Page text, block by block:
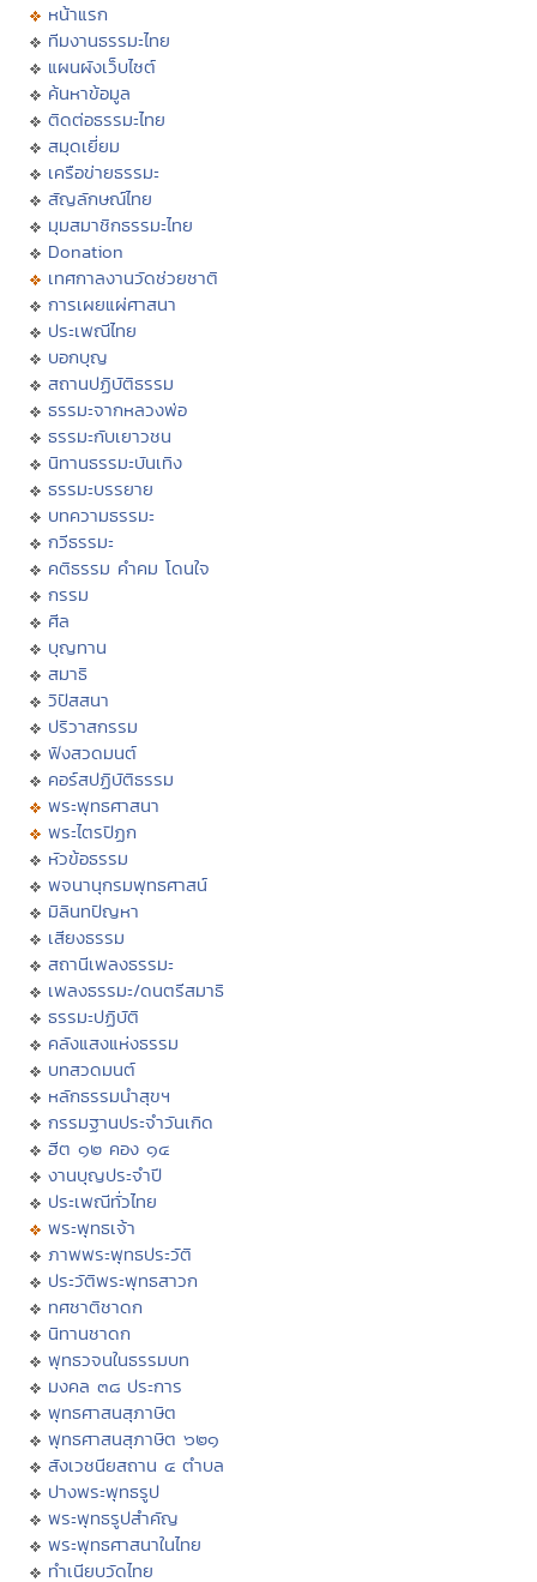
หน้าแรก
ทีมงานธรรมะไทย
แผนผังเว็บไซต์
ค้นหาข้อมูล
ติดต่อธรรมะไทย
สมุดเยี่ยม
เครือข่ายธรรมะ
สัญลักษณ์ไทย
มุมสมาชิกธรรมะไทย
Donation
เทศกาลงานวัดช่วยชาติ
การเผยแผ่ศาสนา
ประเพณีไทย
บอกบุญ
สถานปฏิบัติธรรม
ธรรมะจากหลวงพ่อ
ธรรมะกับเยาวชน
นิทานธรรมะบันเทิง
ธรรมะบรรยาย
บทความธรรมะ
กวีธรรมะ
คติธรรม คำคม โดนใจ
กรรม
ศีล
บุญทาน
สมาธิ
วิปัสสนา
ปริวาสกรรม
ฟังสวดมนต์
คอร์สปฏิบัติธรรม
พระพุทธศาสนา
พระไตรปิฏก
หัวข้อธรรม
พจนานุกรมพุทธศาสน์
มิลินทปัญหา
เสียงธรรม
สถานีเพลงธรรมะ
เพลงธรรมะ/ดนตรีสมาธิ
ธรรมะปฏิบัติ
คลังแสงแห่งธรรม
บทสวดมนต์
หลักธรรมนำสุขฯ
กรรมฐานประจำวันเกิด
ฮีต ๑๒ คอง ๑๔
งานบุญประจำปี
ประเพณีทั่วไทย
พระพุทธเจ้า
ภาพพระพุทธประวัติ
ประวัติพระพุทธสาวก
ทศชาติชาดก
นิทานชาดก
พุทธวจนในธรรมบท
มงคล ๓๘ ประการ
พุทธศาสนสุภาษิต
พุทธศาสนสุภาษิต ๖๒๑
สังเวชนียสถาน ๔ ตำบล
ปางพระพุทธรูป
พระพุทธรูปสำคัญ
พระพุทธศาสนาในไทย
ทำเนียบวัดไทย